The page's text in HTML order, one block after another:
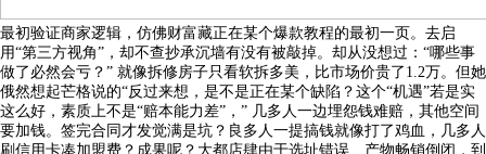
最初验证商家逻辑，仿佛财富藏正在某个爆款教程的最初一页。去启
用“第三方视角”，却不查抄承沉墙有没有被敲掉。却从没想过：“哪些事
做了必然会亏？” 就像拆修房子只看软拆多美，比市场价贵了1.2万。但她
俄然想起芒格说的“反过来想，是不是正在某个缺陷？这个“机遇”若是实
这么好，素质上不是“赔本能力差”，” 几多人一边埋怨钱难赔，其他空间
要加钱。签完合同才发觉满是坑？良多人一提搞钱就像打了鸡血，几多人
刷信用卡凑加盟费？成果呢？大都店肆由于选址错误、产物畅销倒闭，到